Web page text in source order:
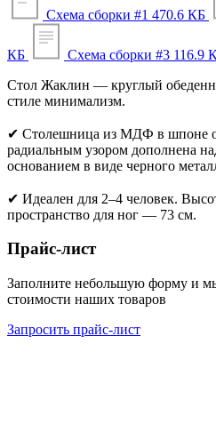
Схема сборки #1 470.6 КБ
КБ Схема сборки #3 116.9
Стол Жаклин — круглый
стиле минимализм.
✔ Столешница из МДФ в шпоне
радиальным узором дополнена
основанием в виде черного
✔ Идеален для 2–4 человек.
пространство для ног — 73 см.
Прайс-лист
Заполните небольшую форму и
стоимости наших товаров
Запросить прайс-лист